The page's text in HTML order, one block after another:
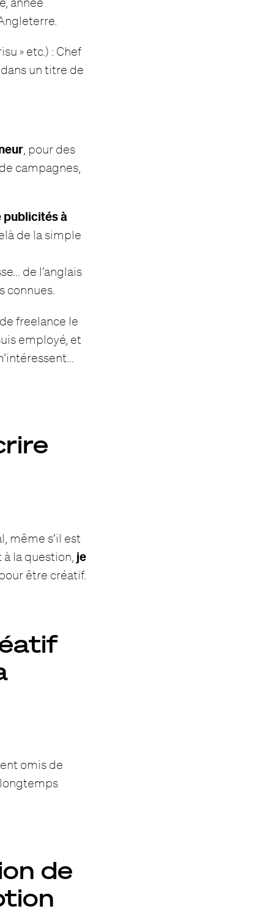
» etc.) : Chef
un titre de
, pour des
campagnes,
publicités à
de la simple
de l’anglais
connues.
freelance le
employé, et
même s’il est
la question, je
être créatif.
omis de
de